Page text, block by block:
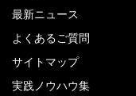
最新ニュース
よくあるご質問
サイトマップ
実践ノウハウ集